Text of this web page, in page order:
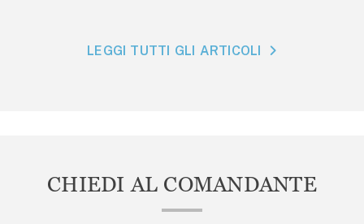
LEGGI TUTTI GLI ARTICOLI
CHIEDI AL COMANDANTE